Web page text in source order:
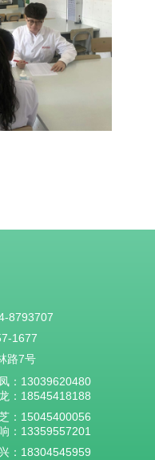
8793707
1677
路7号
： 13039620480
： 18545418188
：15045400056
： 13359557201
： 18304545959